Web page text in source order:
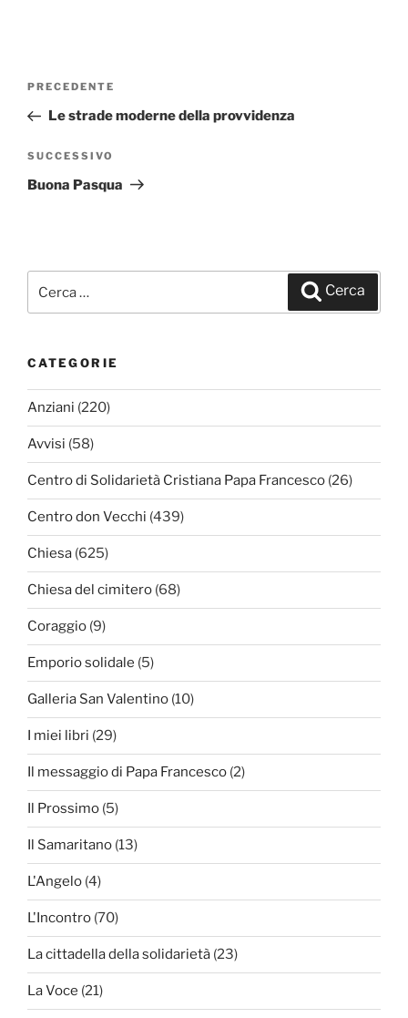
Navigazione
Articolo
precedente:
PRECEDENTE
Le strade moderne della provvidenza
Articolo
successivo
SUCCESSIVO
Buona Pasqua
Cerca
CATEGORIE
Anziani (220)
Avvisi (58)
Centro di Solidarietà Cristiana Papa Francesco (26)
Centro don Vecchi (439)
Chiesa (625)
Chiesa del cimitero (68)
Coraggio (9)
Emporio solidale (5)
Galleria San Valentino (10)
I miei libri (29)
Il messaggio di Papa Francesco (2)
Il Prossimo (5)
Il Samaritano (13)
L'Angelo (4)
L'Incontro (70)
La cittadella della solidarietà (23)
La Voce (21)